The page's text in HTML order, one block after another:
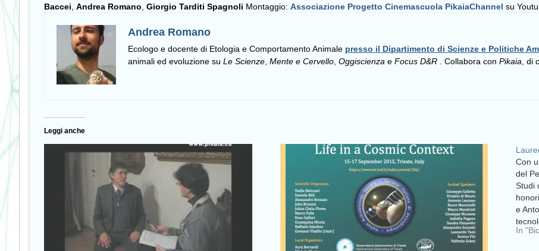
Baccei Andrea Romano Giorgio Tarditi Spagnoli Montaggio: Associazione Progetto Cinemascuola PikaiaChannel su
Andrea Romano
Ecologo e docente di Etologia e Comportamento Animale presso il Dipartimento di Scienze e Politiche
animali ed evoluzione su Le Scienze Mente e Cervello Oggiscienza e Focus D&R . Collabora con Pikaia ,
Leggi anche
Con
del
Studi
e
In